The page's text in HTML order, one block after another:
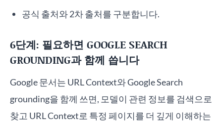
공식 출처와 2차 출처를 구분합니다.
6단계: 필요하면 GOOGLE SEARCH
GROUNDING과 함께 씁니다
Google 문서는 URL Context와 Google Search
grounding을 함께 쓰면, 모델이 관련 정보를 검색으로
찾고 URL Context로 특정 페이지를 더 깊게 이해하는